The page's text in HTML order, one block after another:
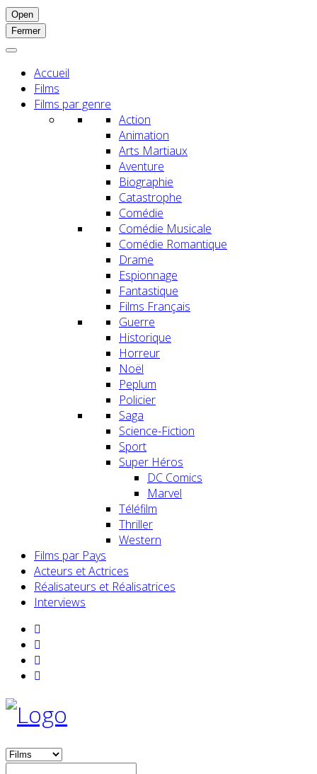
Open
Fermer
Accueil
Films
Films par genre
Action
Animation
Arts Martiaux
Aventure
Biographie
Catastrophe
Comédie
Comédie Musicale
Comédie Romantique
Drame
Espionnage
Fantastique
Films Français
Guerre
Historique
Horreur
Noël
Peplum
Policier
Saga
Science-Fiction
Sport
Super Héros
DC Comics
Marvel
Téléfilm
Thriller
Western
Films par Pays
Acteurs et Actrices
Réalisateurs et Réalisatrices
Interviews